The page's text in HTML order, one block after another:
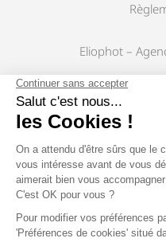
Eliophot –
Hôtel à
The World’s Biggest Hotel
individuellement exploité